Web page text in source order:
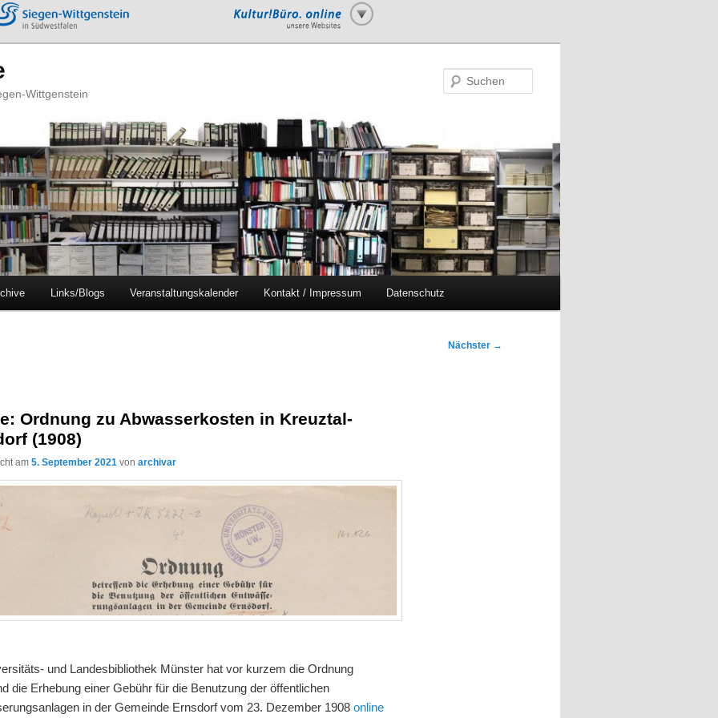
Wittgenstein
Links/Blogs Veranstaltungskalender Kontakt / Impressum Datenschutz
Nächster →
Ordnung zu Abwasserkosten in Kreuztal-
(1908)
am5. September 2021 vonarchivar
und Landesbibliothek Münster hat vor kurzem die Ordnung
die Erhebung einer Gebühr für die Benutzung der öffentlichen
in der Gemeinde Ernsdorf vom 23. Dezember 1908online